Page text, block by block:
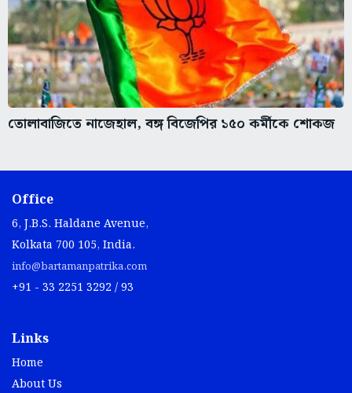
তোলাবাজিতে নাজেহাল, বঙ্গ বিজেপির ১৫০ কর্মীকে শোকজ
Office
6, J.B.S. Haldane Avenue,
Kolkata 700 105, India.
info@bartamanpatrika.com
+91 - 33 2251 3292 / 93
Links
Home
About Us